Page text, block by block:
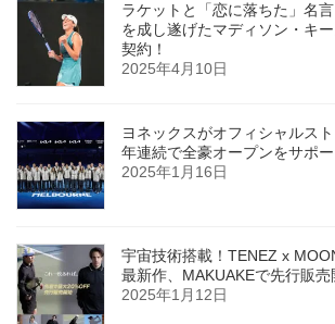
ラケットと「恋に落ちた」名
を成し遂げたマディソン・キ
契約！
2025年4月10日
ヨネックスがオフィシャルス
年連続で全豪オープンをサポ
2025年1月16日
宇宙技術搭載！TENEZ x
最新作、MAKUAKEで先行販売
2025年1月12日